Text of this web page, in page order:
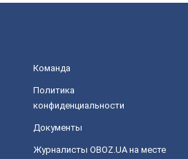
Команда
Политика
конфиденциальности
Документы
Журналисты OBOZ.UA на месте